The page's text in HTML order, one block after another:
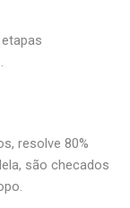
resolve 80%
são checados